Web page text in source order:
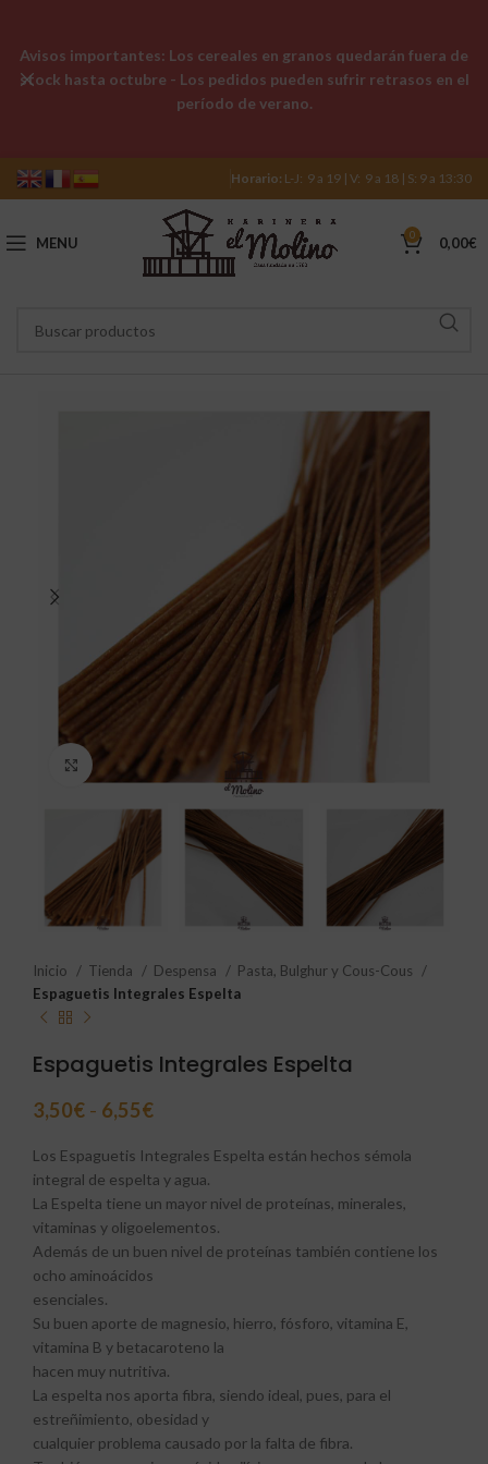
Horario: L-J: 9 a 19 | V: 9 a 18 | S: 9 a 13:30
MENU 0 0,00€
Click to enlarge
Inicio Tienda Despensa
Pasta, Bulghur y Cous-Cous
Espaguetis Integrales Espelta
Espaguetis Integrales Espelta
3,50€ - 6,55€
Los Espaguetis Integrales Espelta están hechos sémola
integral de espelta y agua.
La Espelta tiene un mayor nivel de proteínas, minerales,
vitaminas y oligoelementos.
Además de un buen nivel de proteínas también contiene los
ocho aminoácidos
esenciales.
Su buen aporte de magnesio, hierro, fósforo, vitamina E,
vitamina B y betacaroteno la
hacen muy nutritiva.
La espelta nos aporta fibra, siendo ideal, pues, para el
estreñimiento, obesidad y
cualquier problema causado por la falta de fibra.
Avisos importantes: Los cereales en granos quedarán fuera de
stock hasta octubre - Los pedidos pueden sufrir retrasos en el
período de verano.